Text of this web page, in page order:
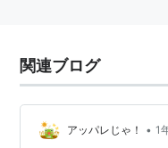
関連ブログ
アッパレじゃ！ • 1